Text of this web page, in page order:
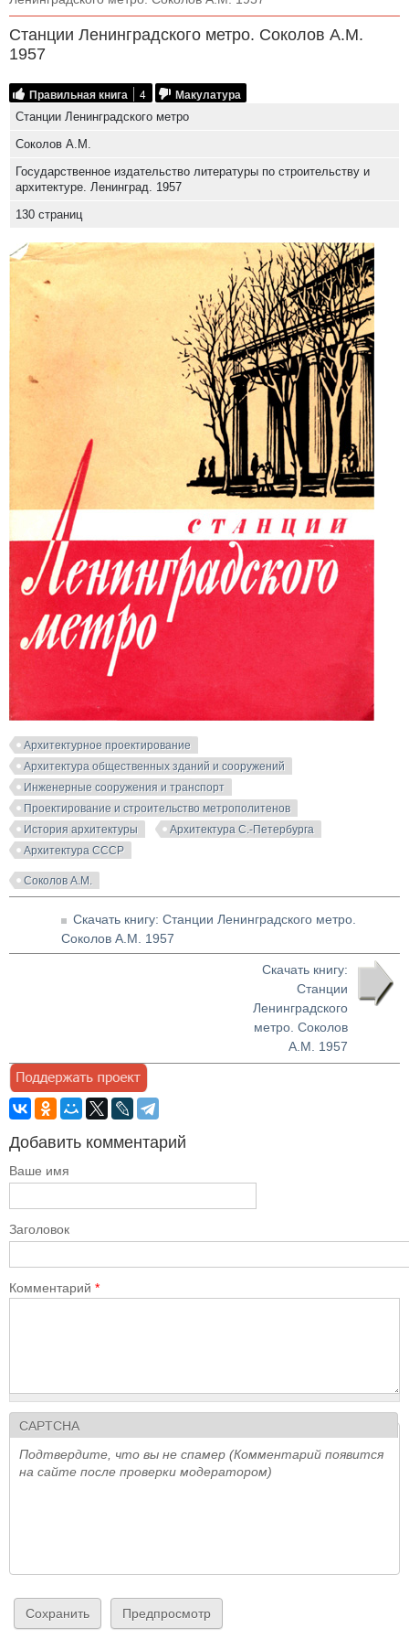
Станции Ленинградского метро. Соколов А.М.
1957
Правильная книга 4 Макулатура
Станции Ленинградского метро
Соколов А.М.
Государственное издательство литературы по строительству и
архитектуре. Ленинград. 1957
130 страниц
Архитектурное проектирование
Архитектура общественных зданий и сооружений
Инженерные сооружения и транспорт
Проектирование и строительство метрополитенов
История архитектуры
Архитектура С.-Петербурга
Архитектура СССР
Соколов А.М.
Скачать книгу: Станции Ленинградского метро.
Соколов А.М. 1957
Скачать книгу:
Станции
Ленинградского
метро. Соколов
А.М. 1957
Добавить комментарий
Ваше имя
Заголовок
Комментарий *
CAPTCHA
Подтвердите, что вы не спамер (Комментарий появится
на сайте после проверки модератором)